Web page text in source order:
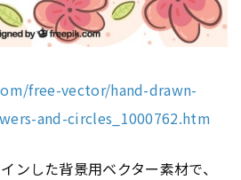
free-vector/hand-drawn-
and-circles_1000762.htm
ンした背景用ベクター素材で、